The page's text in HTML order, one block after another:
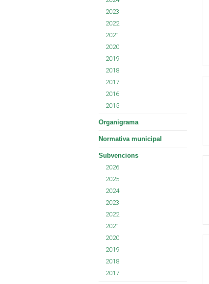
2023
2022
2021
2020
2019
2018
2017
2016
2015
Organigrama
Normativa municipal
Subvencions
2026
2025
2024
2023
2022
2021
2020
2019
2018
2017